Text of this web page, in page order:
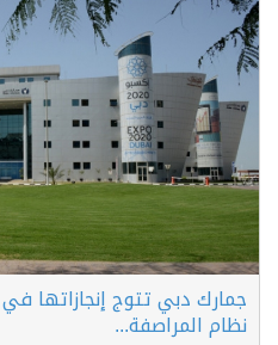
نظام المراصفة...